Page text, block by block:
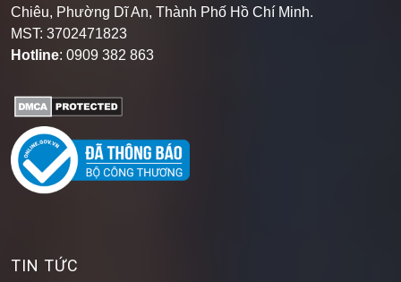
Chiêu, Phường Dĩ An, Thành Phố Hồ Chí Minh.
MST: 3702471823
Hotline: 0909 382 863
TIN TỨC